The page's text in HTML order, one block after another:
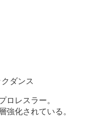
ダンス
ロレスラー。
化されている。